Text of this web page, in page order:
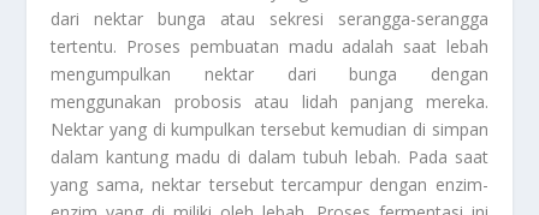
dari nektar bunga atau sekresi serangga-serangga
tertentu. Proses pembuatan madu adalah saat lebah
mengumpulkan nektar dari bunga dengan
menggunakan probosis atau lidah panjang mereka.
Nektar yang di kumpulkan tersebut kemudian di simpan
dalam kantung madu di dalam tubuh lebah. Pada saat
yang sama, nektar tersebut tercampur dengan enzim-